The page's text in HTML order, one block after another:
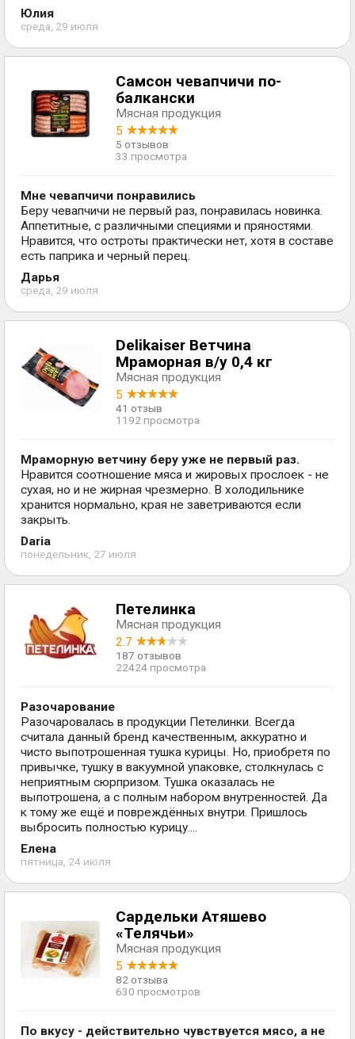
Юлия
среда, 29 июля
Самсон чевапчичи по-
балкански
Мясная продукция
5
5 отзывов
33 просмотра
Мне чевапчичи понравились
Беру чевапчичи не первый раз, понравилась новинка.
Аппетитные, с различными специями и пряностями.
Нравится, что остроты практически нет, хотя в составе
есть паприка и черный перец.
Дарья
среда, 29 июля
Delikaiser Ветчина
Мраморная в/у 0,4 кг
Мясная продукция
5
41 отзыв
1192 просмотра
Мраморную ветчину беру уже не первый раз.
Нравится соотношение мяса и жировых прослоек - не
сухая, но и не жирная чрезмерно. В холодильнике
хранится нормально, края не заветриваются если
закрыть.
Daria
понедельник, 27 июля
Петелинка
Мясная продукция
2.7
187 отзывов
22424 просмотра
Разочарование
Разочаровалась в продукции Петелинки. Всегда
считала данный бренд качественным, аккуратно и
чисто выпотрошенная тушка курицы. Но, приобретя по
привычке, тушку в вакуумной упаковке, столкнулась с
неприятным сюрпризом. Тушка оказалась не
выпотрошена, а с полным набором внутренностей. Да
к тому же ещё и повреждённых внутри. Пришлось
выбросить полностью курицу....
Елена
пятница, 24 июля
Сардельки Атяшево
«Телячьи»
Мясная продукция
5
82 отзыва
630 просмотров
По вкусу - действительно чувствуется мясо, а не